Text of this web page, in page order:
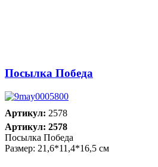
Посылка Победа
Артикул: 2578
Артикул: 2578
Посылка Победа
Размер: 21,6*11,4*16,5 см